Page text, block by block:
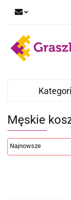
Męskie